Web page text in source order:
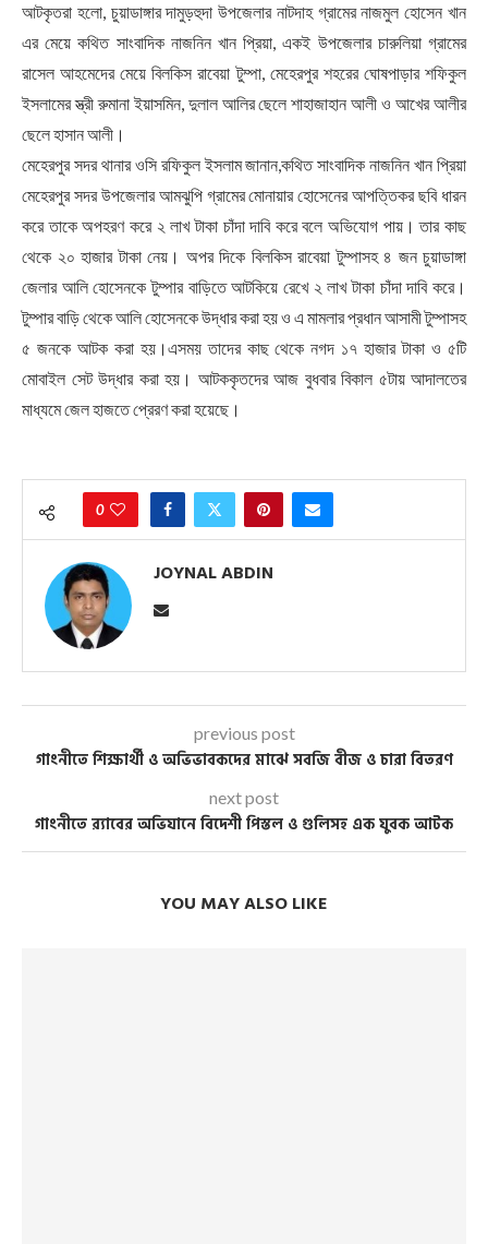
আটকৃতরা হলো, চুয়াডাঙ্গার দামুড়হুদা উপজেলার নাটদাহ গ্রামের নাজমুল হোসেন খান
এর মেয়ে কথিত সাংবাদিক নাজনিন খান প্রিয়া, একই উপজেলার চারুলিয়া গ্রামের
রাসেল আহমেদের মেয়ে বিলকিস রাবেয়া টুম্পা, মেহেরপুর শহরের ঘোষপাড়ার শফিকুল
ইসলামের স্ত্রী রুমানা ইয়াসমিন, দুলাল আলির ছেলে শাহাজাহান আলী ও আখের আলীর
ছেলে হাসান আলী।
মেহেরপুর সদর থানার ওসি রফিকুল ইসলাম জানান,কথিত সাংবাদিক নাজনিন খান প্রিয়া
মেহেরপুর সদর উপজেলার আমঝুপি গ্রামের মোনায়ার হোসেনের আপত্তিকর ছবি ধারন
করে তাকে অপহরণ করে ২ লাখ টাকা চাঁদা দাবি করে বলে অভিযোগ পায়। তার কাছ
থেকে ২০ হাজার টাকা নেয়। অপর দিকে বিলকিস রাবেয়া টুম্পাসহ ৪ জন চুয়াডাঙ্গা
জেলার আলি হোসেনকে টুম্পার বাড়িতে আটকিয়ে রেখে ২ লাখ টাকা চাঁদা দাবি করে।
টুম্পার বাড়ি থেকে আলি হোসেনকে উদ্ধার করা হয় ও এ মামলার প্রধান আসামী টুম্পাসহ
৫ জনকে আটক করা হয়।এসময় তাদের কাছ থেকে নগদ ১৭ হাজার টাকা ও ৫টি
মোবাইল সেট উদ্ধার করা হয়। আটককৃতদের আজ বুধবার বিকাল ৫টায় আদালতের
মাধ্যমে জেল হাজতে প্রেরণ করা হয়েছে।
0
JOYNAL ABDIN
previous post
গাংনীতে শিক্ষার্থী ও অভিভাবকদের মাঝে সবজি বীজ ও চারা বিতরণ
next post
গাংনীতে র‌্যাবের অভিযানে বিদেশী পিস্তল ও গুলিসহ এক যুবক আটক
YOU MAY ALSO LIKE